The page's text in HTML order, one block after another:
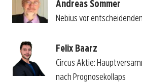
Andreas Sommer
Nebius vor
Felix Baarz
Circus Aktie:
nach Prognosekollaps